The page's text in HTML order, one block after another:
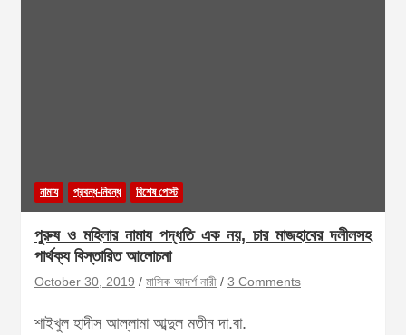
নামায প্রবন্ধ-নিবন্ধ বিশেষ পোস্ট
পুরুষ ও মহিলার নামায পদ্ধতি এক নয়, চার মাজহাবের দলীলসহ
পার্থক্য বিস্তারিত আলোচনা
October 30, 2019 মাসিক আদর্শ নারী 3 Comments
শাইখুল হাদীস আল্লামা আব্দুল মতীন দা.বা.